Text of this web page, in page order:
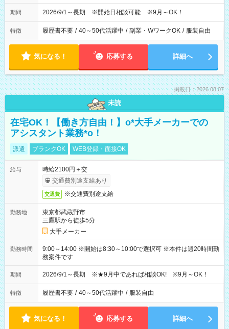
期間 2026/9/1～長期 ※開始日相談可能 ※9月～OK！
特徴 履歴書不要 / 40～50代活躍中 / 副業・WワークOK / 服装自由
気になる！ 応募する 詳細へ
掲載日：2026.08.07
未読
在宅OK！【働き方自由！】o*大手メーカーでの
アシスタント業務*o！
派遣 ブランクOK WEB登録・面接OK
給与
時給2100円＋交
交通費別途支給あり
交通費 ※交通費別途支給
勤務地
東京都武蔵野市
三鷹駅から徒歩5分
大手メーカー
勤務時間
9:00～14:00 ※開始は8:30～10:00で選択可 ※本件は週20時間勤
務案件です
期間 2026/9/1～長期 ※★9月中であれば相談OK! ※9月～OK！
特徴 履歴書不要 / 40～50代活躍中 / 服装自由
気になる！ 応募する 詳細へ